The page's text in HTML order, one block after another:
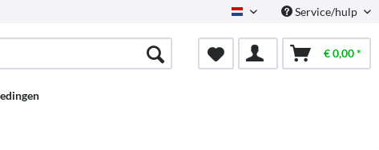
Dutch Service/hulp
€ 0,00 *